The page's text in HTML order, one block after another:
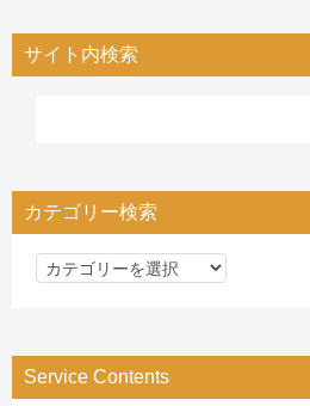
サイト内検索
カテゴリー検索
カ
リ
ー
Service Contents